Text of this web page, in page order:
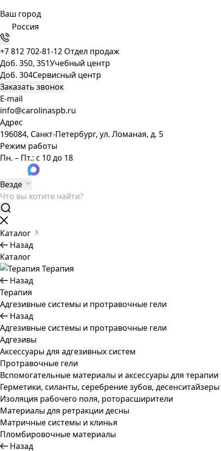
Ваш город
Россия
+7 812 702-81-12 Отдел продаж
Доб. 350, 351Учебный центр
Доб. 304Сервисный центр
Заказать звонок
E-mail
info@carolinaspb.ru
Адрес
196084, Санкт-Петербург, ул. Ломаная, д. 5
Режим работы
Пн. – Пт.: с 10 до 18
Везде
Каталог
Назад
Каталог
Терапия
Назад
Терапия
Адгезивные системы и протравочные гели
Назад
Адгезивные системы и протравочные гели
Адгезивы
Аксессуары для адгезивных систем
Протравочные гели
Вспомогательные материалы и аксессуары для терапии
Герметики, силанты, серебрение зубов, десенситайзеры
Изоляция рабочего поля, роторасширители
Материалы для ретракции десны
Матричные системы и клинья
Пломбировочные материалы
Назад